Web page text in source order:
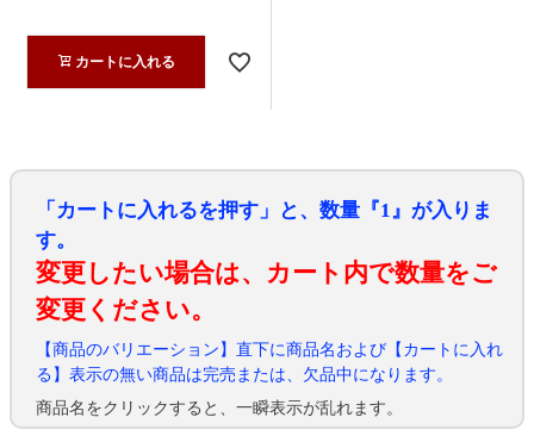
カートに入れる
「カートに入れるを押す」と、数量『1』が入りま
す。
変更したい場合は、カート内で数量をご
変更ください。
【商品のバリエーション】直下に商品名および【カートに入れ
る】表示の無い商品は完売または、欠品中になります。
商品名をクリックすると、一瞬表示が乱れます。